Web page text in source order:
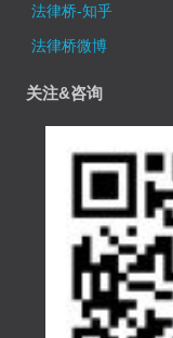
法律桥-知乎
法律桥微博
关注&咨询